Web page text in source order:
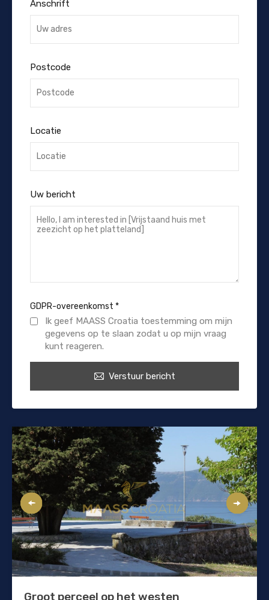
Anschrift
Postcode
Locatie
Uw bericht
GDPR-overeenkomst *
Ik geef MAASS Croatia toestemming om mijn
gegevens op te slaan zodat u op mijn vraag
kunt reageren.
Verstuur bericht
Groot perceel op het westen